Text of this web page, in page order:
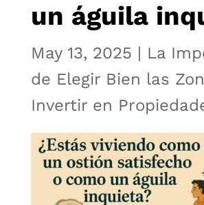
un águila
May 13, 2025 | La
de Elegir Bien las
Invertir en